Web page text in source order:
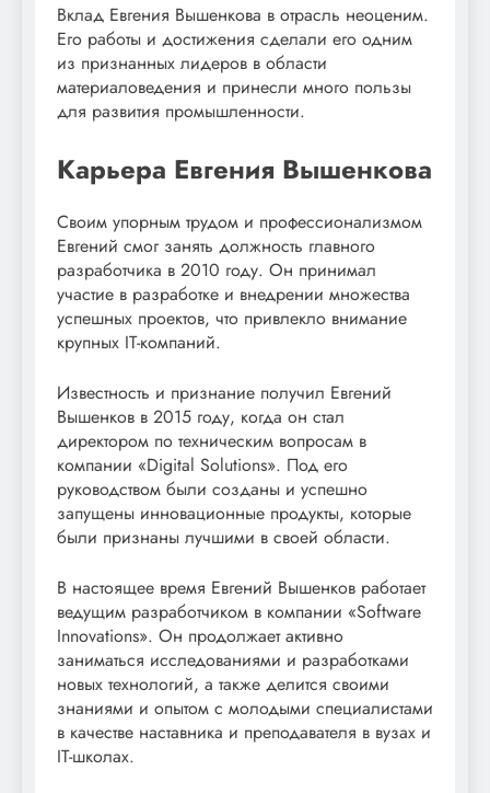
Вклад Евгения Вышенкова в отрасль неоценим.
Его работы и достижения сделали его одним
из признанных лидеров в области
материаловедения и принесли много пользы
для развития промышленности.
Карьера Евгения Вышенкова
Своим упорным трудом и профессионализмом
Евгений смог занять должность главного
разработчика в 2010 году. Он принимал
участие в разработке и внедрении множества
успешных проектов, что привлекло внимание
крупных IT-компаний.
Известность и признание получил Евгений
Вышенков в 2015 году, когда он стал
директором по техническим вопросам в
компании «Digital Solutions». Под его
руководством были созданы и успешно
запущены инновационные продукты, которые
были признаны лучшими в своей области.
В настоящее время Евгений Вышенков работает
ведущим разработчиком в компании «Software
Innovations». Он продолжает активно
заниматься исследованиями и разработками
новых технологий, а также делится своими
знаниями и опытом с молодыми специалистами
в качестве наставника и преподавателя в вузах и
IT-школах.